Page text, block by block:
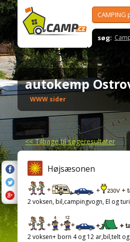
CAMPING
søg:
autokemp
WWW sider
<<Tilbage til søgeresultater
Højsæsonen
2 voksen, bil,campingvogn, El og
2 voksen+ born 4 og 12 ar,bil,telt